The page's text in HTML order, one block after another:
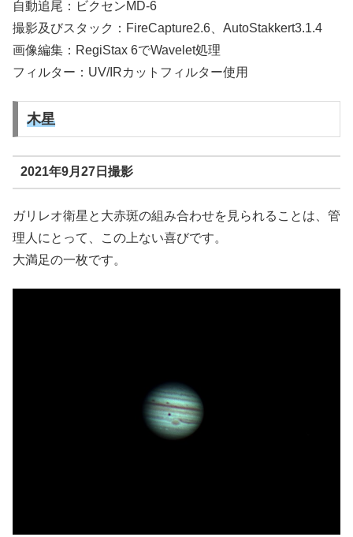
自動追尾：ビクセンMD-6
撮影及びスタック：FireCapture2.6、AutoStakkert3.1.4
画像編集：RegiStax 6でWavelet処理
フィルター：UV/IRカットフィルター使用
木星
2021年9月27日撮影
ガリレオ衛星と大赤斑の組み合わせを見られることは、管
理人にとって、この上ない喜びです。
大満足の一枚です。